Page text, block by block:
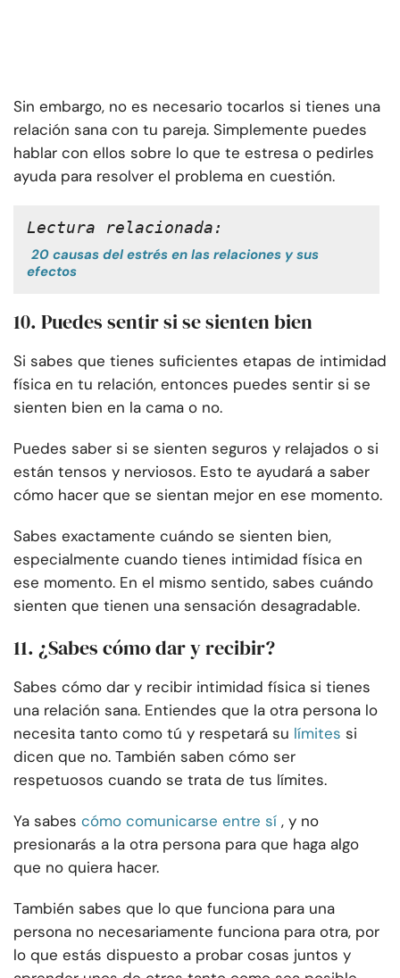
Sin embargo, no es necesario tocarlos si tienes una
relación sana con tu pareja. Simplemente puedes
hablar con ellos sobre lo que te estresa o pedirles
ayuda para resolver el problema en cuestión.
Lectura relacionada:
20 causas del estrés en las relaciones y sus
efectos
10. Puedes sentir si se sienten bien
Si sabes que tienes suficientes etapas de intimidad
física en tu relación, entonces puedes sentir si se
sienten bien en la cama o no.
Puedes saber si se sienten seguros y relajados o si
están tensos y nerviosos. Esto te ayudará a saber
cómo hacer que se sientan mejor en ese momento.
Sabes exactamente cuándo se sienten bien,
especialmente cuando tienes intimidad física en
ese momento. En el mismo sentido, sabes cuándo
sienten que tienen una sensación desagradable.
11. ¿Sabes cómo dar y recibir?
Sabes cómo dar y recibir intimidad física si tienes
una relación sana. Entiendes que la otra persona lo
necesita tanto como tú y respetará su límites si
dicen que no. También saben cómo ser
respetuosos cuando se trata de tus límites.
Ya sabes cómo comunicarse entre sí , y no
presionarás a la otra persona para que haga algo
que no quiera hacer.
También sabes que lo que funciona para una
persona no necesariamente funciona para otra, por
lo que estás dispuesto a probar cosas juntos y